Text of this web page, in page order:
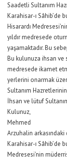
Saadetli Sultanım
Karahisar-ı Sâhib’de
Hisarardı
yıldır medresede
yaşamaktadır. Bu
Bu kulunuza ihsan
medresede ikamet
yerlerini onarmak
Sultanım
İhsan ve lütuf
Kulunuz,
Mehmed
Arzuhalin
Karahisar-ı Sâhib’de
Medresesi’nin